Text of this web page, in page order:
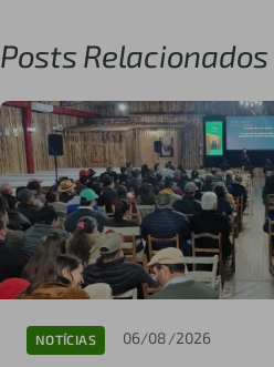
Posts Relacionados
NOTÍCIAS 06/08/2026